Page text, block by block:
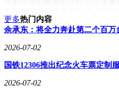
企业甚至将用户月度智驾里程作
转变反映出市场从技术竞赛向用
透明度成为企业竞争力的新维度
更多热门内容
余承东：将全力奔赴第二个百万
2026-07-02
国铁12306推出纪念火车票定制
2026-07-02